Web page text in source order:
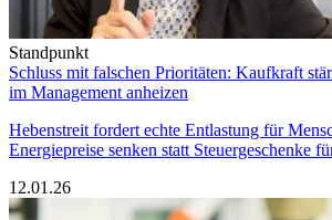
Standpunkt
Schluss mit falschen Prioritäten: Kaufkraft
im Management anheizen
Hebenstreit fordert echte Entlastung für
Energiepreise senken statt Steuergeschenke
12.01.26